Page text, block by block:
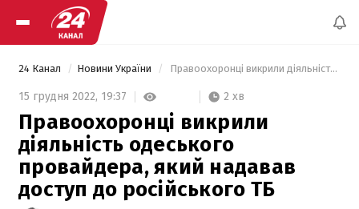
24 Канал Новини України Правоохоронці викрили діяльність одеського провайдера, який надавав доступ до російського ТБ
15 грудня 2022, 19:37 2 хв
Правоохоронці викрили
діяльність одеського
провайдера, який надавав
доступ до російського ТБ